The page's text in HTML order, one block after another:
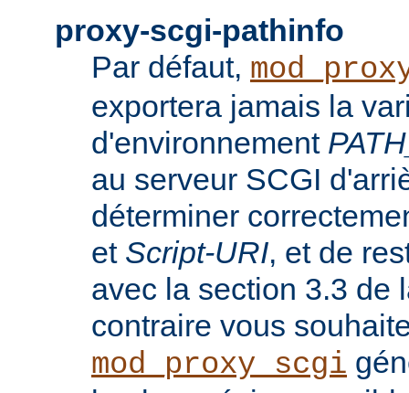
proxy-scgi-pathinfo
Par défaut,
exportera jamais la
d'environnement
au serveur SCGI
déterminer
et Script-URI, et de
avec la section 3.3 de
contraire vous
mod_proxy_scgi